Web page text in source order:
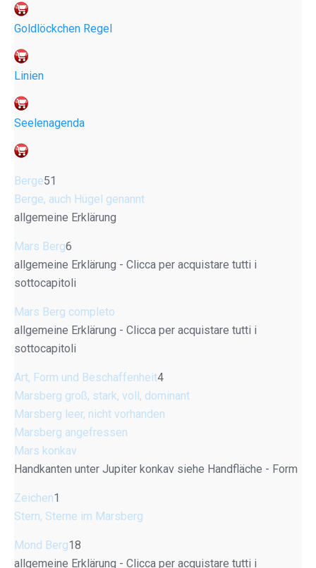
Goldlöckchen Regel
Linien
Seelenagenda
Berge51
Berge, auch Hügel genannt
allgemeine Erklärung
Mars Berg6
allgemeine Erklärung - Clicca per acquistare tutti i
sottocapitoli
Mars Berg completo
allgemeine Erklärung - Clicca per acquistare tutti i
sottocapitoli
Art, Form und Beschaffenheit4
Marsberg groß, stark, voll, dominant
Marsberg leer, nicht vorhanden
Marsberg angefressen
Mars konkav
Handkanten unter Jupiter konkav siehe Handfläche - Form
Zeichen1
Stern, Sterne im Marsberg
Mond Berg18
allgemeine Erklärung - Clicca per acquistare tutti i